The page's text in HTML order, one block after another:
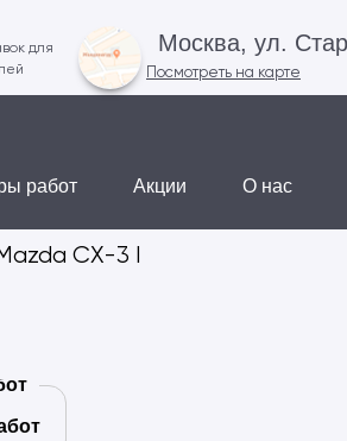
для
Москва, ул.
Посмотреть на карте
работ Акции О нас
CX-3 I